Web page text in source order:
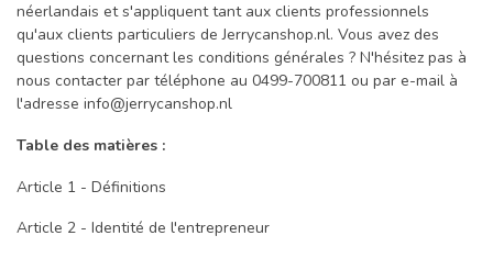
néerlandais et s'appliquent tant aux clients professionnels
qu'aux clients particuliers de Jerrycanshop.nl. Vous avez des
questions concernant les conditions générales ? N'hésitez pas à
nous contacter par téléphone au 0499-700811 ou par e-mail à
l'adresse info@jerrycanshop.nl
Table des matières :
Article 1 - Définitions
Article 2 - Identité de l'entrepreneur